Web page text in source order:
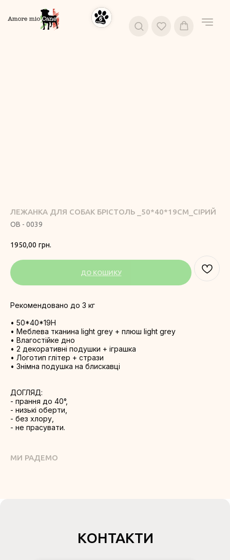
ЛЕЖАНКА ДЛЯ СОБАК БРІСТОЛЬ _50*40*19СМ_СІРИЙ
OB - 0039
1950,00 грн.
ДО КОШИКУ
Рекомендовано до 3 кг
• 50*40*19H
• Меблева тканина light grey + плюш light grey
• Влагостійке дно
• 2 декоративні подушки + іграшка
• Логотип глітер + стрази
• Знімна подушка на блискавці
ДОГЛЯД:
- прання до 40°,
- низькі оберти,
- без хлору,
- не прасувати.
МИ РАДЕМО
КОНТАКТИ